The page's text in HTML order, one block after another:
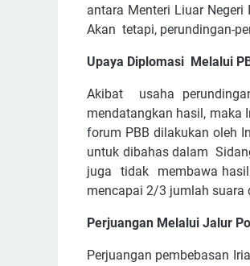
antara Menteri Liuar
Akan tetapi, perundingan-
Upaya Diplomasi Melalui
Akibat usaha
mendatangkan hasil, maka
forum PBB dilakukan oleh
untuk dibahas dalam
juga tidak membawa
mencapai 2/3 jumlah suara
Perjuangan Melalui Jalur
Perjuangan pembebasan